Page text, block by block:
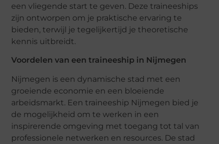
een vliegende start te geven. Deze traineeships
zijn ontworpen om je praktische ervaring te
bieden, terwijl je tegelijkertijd je theoretische
kennis uitbreidt.
Voordelen van een traineeship in Nijmegen
Nijmegen is een dynamische stad met een
groeiende economie en een bloeiende
arbeidsmarkt. Een traineeship Nijmegen bied je
de mogelijkheid om te werken in een
inspirerende omgeving met toegang tot tal van
professionele netwerken en resources. De stad